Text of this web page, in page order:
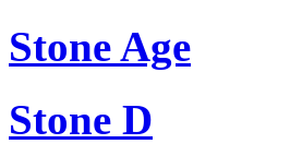
Stone Age
Stone D